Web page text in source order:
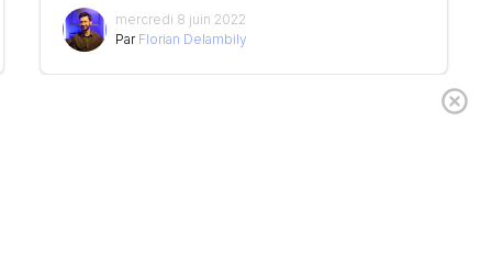
mercredi 8 juin 2022
Par Florian Delambily